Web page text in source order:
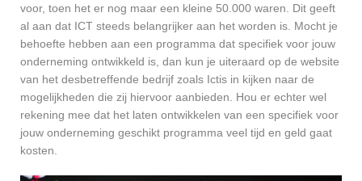
voor, toen het er nog maar een kleine 50.000 waren. Dit geeft
al aan dat ICT steeds belangrijker aan het worden is. Mocht je
behoefte hebben aan een programma dat specifiek voor jouw
onderneming ontwikkeld is, dan kun je uiteraard op de website
van het desbetreffende bedrijf zoals Ictis in kijken naar de
mogelijkheden die zij hiervoor aanbieden. Hou er echter wel
rekening mee dat het laten ontwikkelen van een specifiek voor
jouw onderneming geschikt programma veel tijd en geld gaat
kosten.